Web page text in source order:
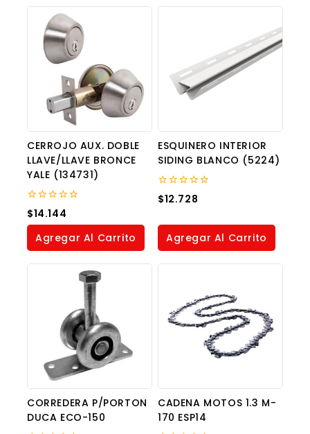
CERROJO AUX. DOBLE
LLAVE/LLAVE BRONCE
YALE (134731)
0
out
of
$14.144
Agregar Al Carrito
ESQUINERO INTERIOR
SIDING BLANCO (5224)
0
out
5
$12.728
Agregar Al Carrito
CORREDERA P/PORTON
DUCA ECO-150
CADENA MOTOS 1.3 M-
170 ESP14